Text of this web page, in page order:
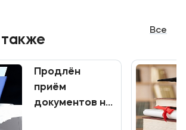
Все
Продлён
приём
документов на